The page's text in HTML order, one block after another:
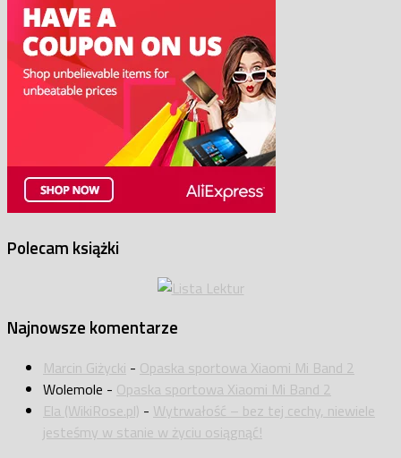
Polecam książki
Najnowsze komentarze
Marcin Giżycki - Opaska sportowa Xiaomi Mi Band 2
Wolemole - Opaska sportowa Xiaomi Mi Band 2
Ela (WikiRose.pl) - Wytrwałość – bez tej cechy, niewiele
jesteśmy w stanie w życiu osiągnąć!